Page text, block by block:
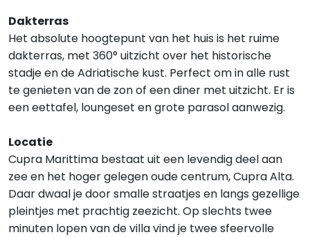
Dakterras
Het absolute hoogtepunt van het huis is het ruime
dakterras, met 360° uitzicht over het historische
stadje en de Adriatische kust. Perfect om in alle rust
te genieten van de zon of een diner met uitzicht. Er is
een eettafel, loungeset en grote parasol aanwezig.
Locatie
Cupra Marittima bestaat uit een levendig deel aan
zee en het hoger gelegen oude centrum, Cupra Alta.
Daar dwaal je door smalle straatjes en langs gezellige
pleintjes met prachtig zeezicht. Op slechts twee
minuten lopen van de villa vind je twee sfeervolle